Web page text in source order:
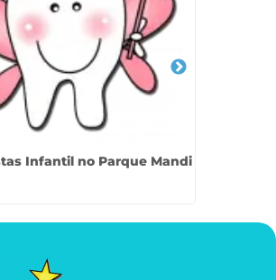
Infantil no Parque Mandi